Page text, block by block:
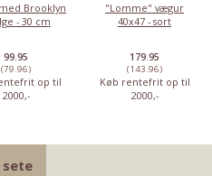
Brooklyn
- 30 cm
99.95
(79.96)
op til
2000,-
"Lomme" vægur
40x47 - sort
179.95
(143.96)
Køb rentefrit op til
2000,-
sete